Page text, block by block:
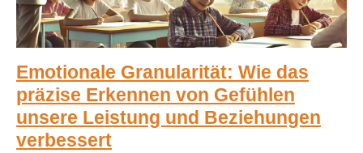
Emotionale Granularität: Wie das
präzise Erkennen von Gefühlen
unsere Leistung und Beziehungen
verbessert